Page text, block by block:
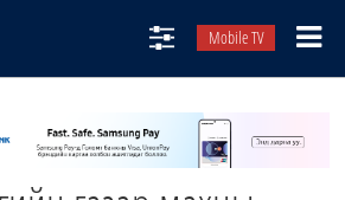
Mobile TV